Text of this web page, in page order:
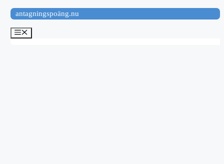
Hoppa
till
innehåll
antagningspoäng.nu
Meny